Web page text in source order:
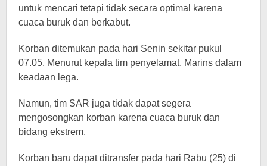
untuk mencari tetapi tidak secara optimal karena
cuaca buruk dan berkabut.
Korban ditemukan pada hari Senin sekitar pukul
07.05. Menurut kepala tim penyelamat, Marins dalam
keadaan lega.
Namun, tim SAR juga tidak dapat segera
mengosongkan korban karena cuaca buruk dan
bidang ekstrem.
Korban baru dapat ditransfer pada hari Rabu (25) di